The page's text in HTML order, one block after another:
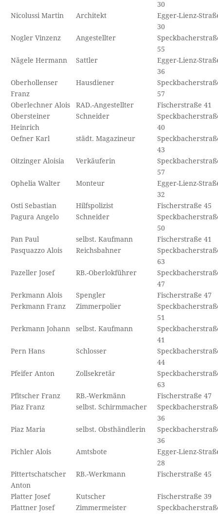
30
Nicolussi Martin
Architekt
Egger-Lienz-
30
Nogler Vinzenz
Angestellter
55
Nägele Hermann
Sattler
Egger-Lienz-
36
Oberhollenser
Franz
Hausdiener
57
Oberlechner Alois
RAD.-Angestellter
Fischerstraße 41
Obersteiner
Heinrich
Schneider
40
Oefner Karl
städt. Magazineur
43
Oitzinger Aloisia
Verkäuferin
57
Ophelia Walter
Monteur
Egger-Lienz-
32
Osti Sebastian
Hilfspolizist
Fischerstraße 45
Pagura Angelo
Schneider
50
Pan Paul
selbst. Kaufmann
Fischerstraße 41
Pasquazzo Alois
Reichsbahner
63
Pazeller Josef
RB.-Oberlokführer
47
Perkmann Alois
Spengler
Fischerstraße 47
Perkmann Franz
Zimmerpolier
51
Perkmann Johann
selbst. Kaufmann
41
Pern Hans
Schlosser
44
Pfeifer Anton
Zollsekretär
63
Pfitscher Franz
RB.-Werkmänn
Fischerstraße 47
Piaz Franz
selbst. Schirmmacher
36
Piaz Maria
selbst. Obsthändlerin
36
Pichler Alois
Amtsbote
Egger-Lienz-
28
Pittertschatscher
Anton
RB.-Werkmann Fischerstraße 45
Platter Josef Kutscher
Fischerstraße 39
Plattner Josef
Zimmermeister